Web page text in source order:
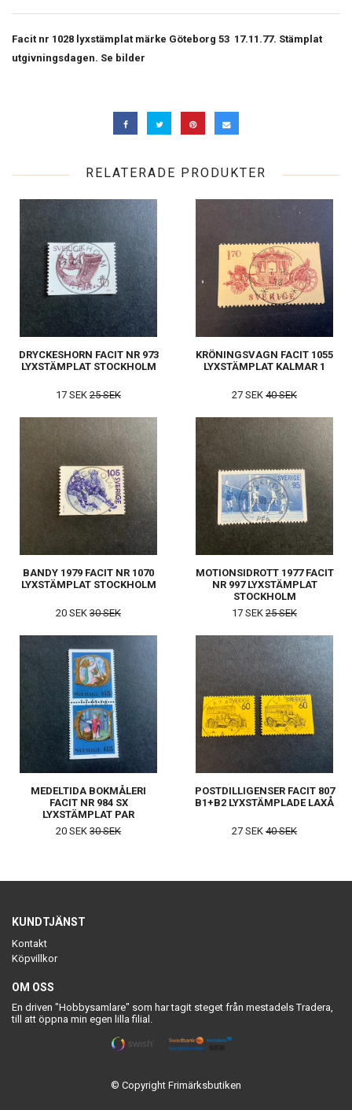
Facit nr 1028 lyxstämplat märke Göteborg 53 17.11.77. Stämplat
utgivningsdagen. Se bilder
RELATERADE PRODUKTER
DRYCKESHORN FACIT NR 973
LYXSTÄMPLAT STOCKHOLM
17 SEK 25 SEK
KRÖNINGSVAGN FACIT 1055
LYXSTÄMPLAT KALMAR 1
27 SEK 40 SEK
BANDY 1979 FACIT NR 1070
LYXSTÄMPLAT STOCKHOLM
20 SEK 30 SEK
MOTIONSIDROTT 1977 FACIT
NR 997 LYXSTÄMPLAT
STOCKHOLM
17 SEK 25 SEK
MEDELTIDA BOKMÅLERI
FACIT NR 984 SX
LYXSTÄMPLAT PAR
STOCKHOLM
20 SEK 30 SEK
POSTDILLIGENSER FACIT 807
B1+B2 LYXSTÄMPLADE LAXÅ
27 SEK 40 SEK
KUNDTJÄNST
Kontakt
Köpvillkor
OM OSS
En driven "Hobbysamlare" som har tagit steget från mestadels Tradera,
till att öppna min egen lilla filial.
© Copyright Frimärksbutiken